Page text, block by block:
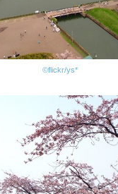
©flickr/ys*